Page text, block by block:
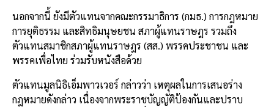
k
นอกจากนี้ ยังมีตัวแทนจากคณะกรรมาธิการ (กมธ.) การกฎหมาย
การยุติธรรม และสิทธิมนุษยชน สภาผู้แทนราษฎร รวมถึง
ตัวแทนสมาชิกสภาผู้แทนราษฎร (สส.) พรรคประชาชน และ
พรรคเพื่อไทย ร่วมรับหนังสือด้วย
ตัวแทนมูลนิธิเอ็มพาวเวอร์ กล่าวว่า เหตุผลในการเสนอร่าง
กฎหมายดังกล่าว เนื่องจากพระราชบัญญัติป้องกันและปราบ